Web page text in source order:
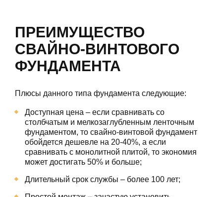
ПРЕИМУЩЕСТВО
СВАЙНО-ВИНТОВОГО
ФУНДАМЕНТА
Плюсы данного типа фундамента следующие:
Доступная цена – если сравнивать со
столбчатым и мелкозаглубленным ленточным
фундаментом, то свайно-винтовой фундамент
обойдется дешевле на 20-40%, а если
сравнивать с монолитной плитой, то экономия
может достигать 50% и больше;
Длительный срок службы – более 100 лет;